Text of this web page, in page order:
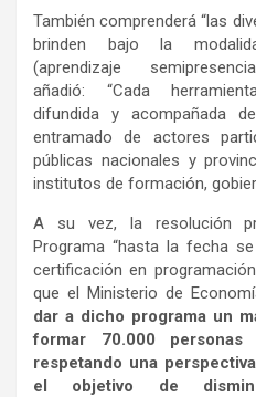
También comprenderá “las
brinden bajo la
(aprendizaje
añadió: “Cada
difundida y acompañada
entramado de actores
públicas nacionales y
institutos de formación,
A su vez, la resolución
Programa “hasta la fecha
certificación en
que el Ministerio de
dar a dicho programa un
formar 70.000
respetando una
el objetivo de